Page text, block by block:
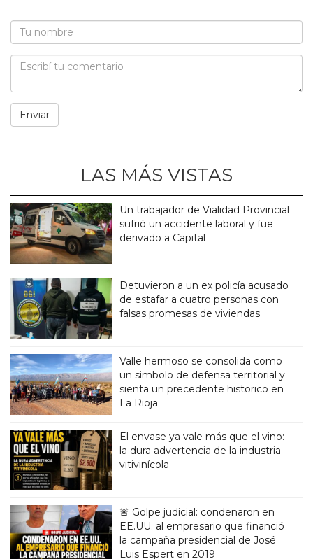
LAS MÁS VISTAS
Un trabajador de Vialidad Provincial
sufrió un accidente laboral y fue
derivado a Capital
Detuvieron a un ex policía acusado
de estafar a cuatro personas con
falsas promesas de viviendas
Valle hermoso se consolida como
un simbolo de defensa territorial y
sienta un precedente historico en
La Rioja
El envase ya vale más que el vino:
la dura advertencia de la industria
vitivinícola
🚨 Golpe judicial: condenaron en
EE.UU. al empresario que financió
la campaña presidencial de José
Luis Espert en 2019